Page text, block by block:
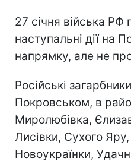
27 січня війська
наступальні дії на
напрямку, але не
Російські
Покровськом, в
Миролюбівка,
Лисівки, Сухого
Новоукраїнки,